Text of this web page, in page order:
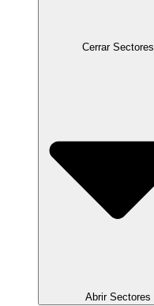
Cerrar Sectores
Abrir Sectores